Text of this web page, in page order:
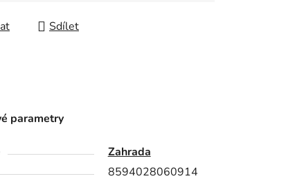
Sdílet
parametry
Zahrada
8594028060914